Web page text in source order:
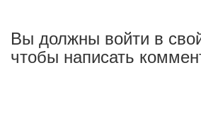
Вы должны войти в
чтобы написать